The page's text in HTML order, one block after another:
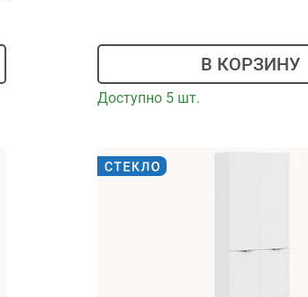
В КОРЗИНУ
Доступно 5 шт.